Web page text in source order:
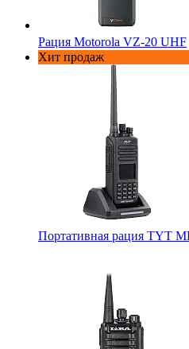
Рация Motorola VZ-20 UHF
Хит продаж
Портативная рация TYT